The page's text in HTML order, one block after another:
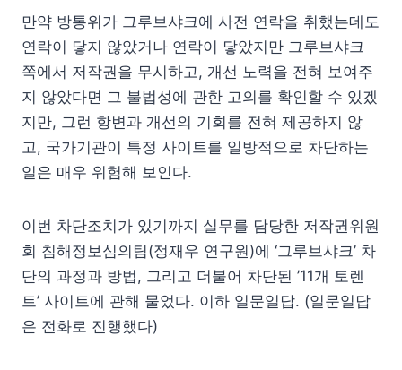
만약 방통위가 그루브샤크에 사전 연락을 취했는데도
연락이 닿지 않았거나 연락이 닿았지만 그루브샤크
쪽에서 저작권을 무시하고, 개선 노력을 전혀 보여주
지 않았다면 그 불법성에 관한 고의를 확인할 수 있겠
지만, 그런 항변과 개선의 기회를 전혀 제공하지 않
고, 국가기관이 특정 사이트를 일방적으로 차단하는
일은 매우 위험해 보인다.
이번 차단조치가 있기까지 실무를 담당한 저작권위원
회 침해정보심의팀(정재우 연구원)에 ‘그루브샤크’ 차
단의 과정과 방법, 그리고 더불어 차단된 ’11개 토렌
트’ 사이트에 관해 물었다. 이하 일문일답. (일문일답
은 전화로 진행했다)